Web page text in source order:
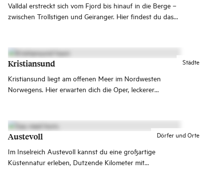
Valldal erstreckt sich vom Fjord bis hinauf in die Berge –
zwischen Trollstigen und Geiranger. Hier findest du das
Städte
Kristiansund
Kristiansund liegt am offenen Meer im Nordwesten
Norwegens. Hier erwarten dich die Oper, leckerer
Atlantikstadt bezeichnet, da sie der schönsten Straße der
Welt - der Atlantikstraße - am nächsten liegt.
Dörfer und Orte
Austevoll
Im Inselreich Austevoll kannst du eine großartige
Küstennatur erleben, Dutzende Kilometer mit